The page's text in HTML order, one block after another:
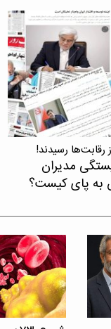
رقابت‌ها رسیدند!
مدیران
پای کیست؟